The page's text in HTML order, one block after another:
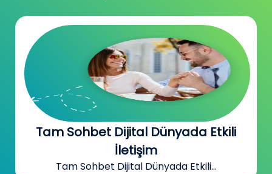
Tam Sohbet Dijital Dünyada Etkili
İletişim
Tam Sohbet Dijital Dünyada Etkili...